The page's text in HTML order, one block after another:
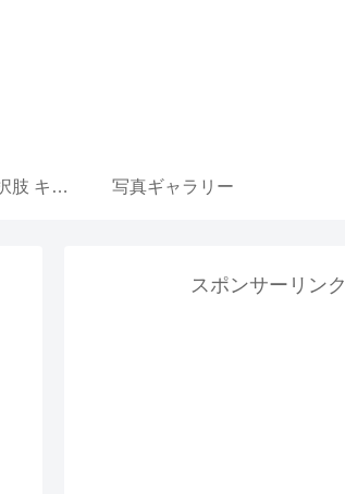
ウマ娘 育成選択肢 キャラ一覧リンク集 写真ギャラリー
スポンサーリンク